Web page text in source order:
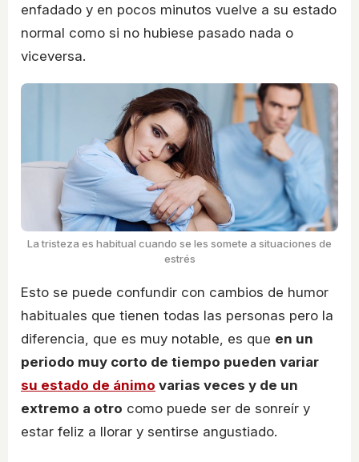
enfadado y en pocos minutos vuelve a su estado
normal como si no hubiese pasado nada o
viceversa.
La tristeza es habitual cuando se les somete a situaciones de
estrés
Esto se puede confundir con cambios de humor
habituales que tienen todas las personas pero la
diferencia, que es muy notable, es que en un
periodo muy corto de tiempo pueden variar
su estado de ánimo varias veces y de un
extremo a otro como puede ser de sonreír y
estar feliz a llorar y sentirse angustiado.